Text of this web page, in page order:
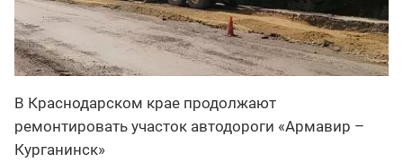
В Краснодарском крае продолжают
ремонтировать участок автодороги «Армавир –
Курганинск»